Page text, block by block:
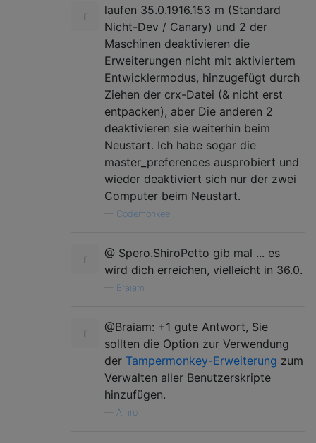
laufen 35.0.1916.153 m (Standard
Nicht-Dev / Canary) und 2 der
Maschinen deaktivieren die
Erweiterungen nicht mit aktiviertem
Entwicklermodus, hinzugefügt durch
Ziehen der crx-Datei (& nicht erst
entpacken), aber Die anderen 2
deaktivieren sie weiterhin beim
Neustart. Ich habe sogar die
master_preferences ausprobiert und
wieder deaktiviert sich nur der zwei
Computer beim Neustart.
Codemonkee
@ Spero.ShiroPetto gib mal ... es
wird dich erreichen, vielleicht in 36.0.
Braiam
@Braiam: +1 gute Antwort, Sie
sollten die Option zur Verwendung
der Tampermonkey-Erweiterung zum
Verwalten aller Benutzerskripte
hinzufügen.
Amro